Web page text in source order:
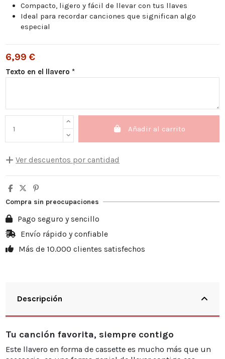
Compacto, ligero y fácil de llevar con tus llaves
Ideal para recordar canciones que significan algo
especial
6,99 €
Texto en el llavero *
Añadir al carrito
Ver descuentos por cantidad
Cantidad Descuento unitario
Usted ahorra
10
20
25%
30
30%
Compra sin preocupaciones
Pago seguro y sencillo
Envío rápido y confiable
Más de 10.000 clientes satisfechos
Descripción
Tu canción favorita, siempre contigo
Este llavero en forma de cassette es mucho más que un